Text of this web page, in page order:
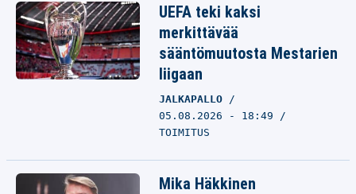
UEFA teki kaksi
merkittävää
sääntömuutosta Mestarien
liigaan
JALKAPALLO
05.08.2026 - 18:49
TOIMITUS
Mika Häkkinen